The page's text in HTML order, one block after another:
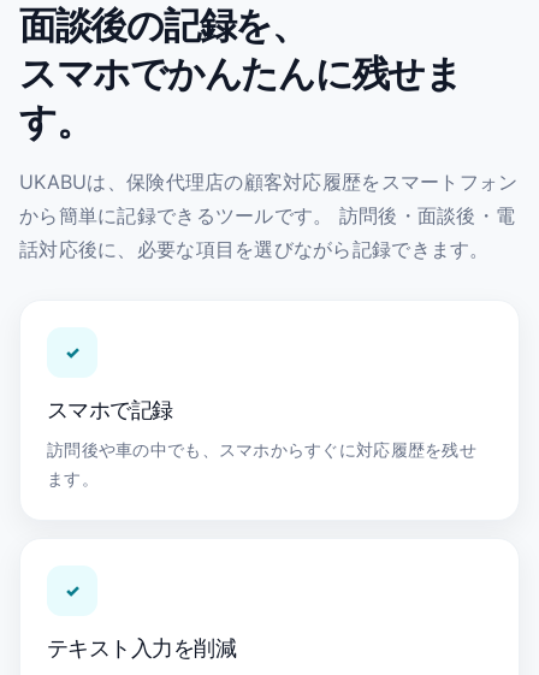
面談後の記録を、
スマホでかんたんに残せま
す。
UKABUは、保険代理店の顧客対応履歴をスマートフォン
から簡単に記録できるツールです。 訪問後・面談後・電
話対応後に、必要な項目を選びながら記録できます。
✓
スマホで記録
訪問後や車の中でも、スマホからすぐに対応履歴を残せ
ます。
✓
テキスト入力を削減